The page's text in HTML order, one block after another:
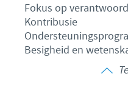
Fokus op
Kontribusie
Besigheid en